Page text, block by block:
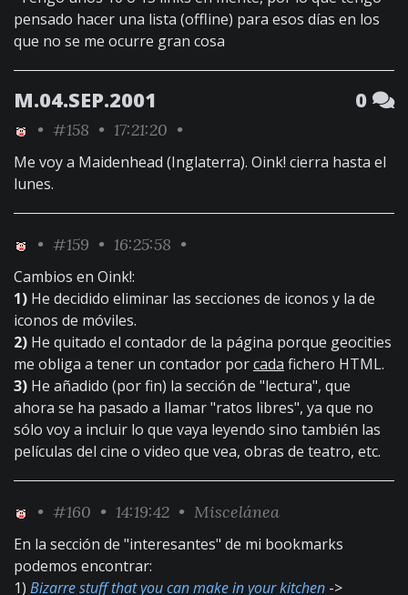
pensado hacer una lista (offline) para esos días en los
que no se me ocurre gran cosa
M.04.SEP.2001 0
• #158 • 17:21:20 •
Me voy a Maidenhead (Inglaterra). Oink! cierra hasta el
lunes.
• #159 • 16:25:58 •
Cambios en Oink!:
1) He decidido eliminar las secciones de iconos y la de
iconos de móviles.
2) He quitado el contador de la página porque geocities
me obliga a tener un contador porcada fichero HTML.
3) He añadido (por fin) la sección de "lectura", que
ahora se ha pasado a llamar "ratos libres", ya que no
sólo voy a incluir lo que vaya leyendo sino también las
películas del cine o video que vea, obras de teatro, etc.
• #160 • 14:19:42 • Miscelánea
En la sección de "interesantes" de mi bookmarks
podemos encontrar:
1) Bizarre stuff that you can make in your kitchen ->